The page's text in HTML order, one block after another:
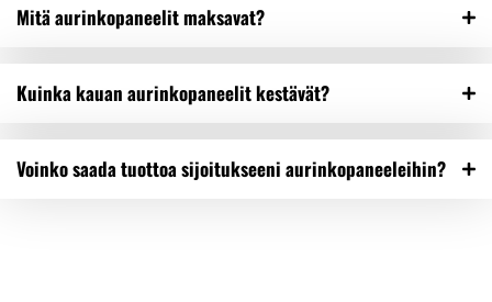
Mitä aurinkopaneelit maksavat?
Kuinka kauan aurinkopaneelit kestävät?
Voinko saada tuottoa sijoitukseeni aurinkopaneeleihin?